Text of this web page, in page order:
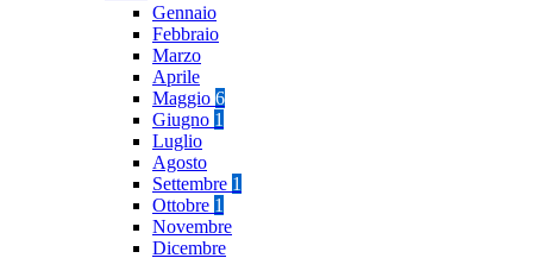
Gennaio
Febbraio
Marzo
Aprile
Maggio 6
Giugno 1
Luglio
Agosto
Settembre 1
Ottobre 1
Novembre
Dicembre